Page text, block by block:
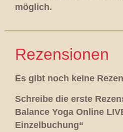
möglich.
Rezensionen
Es gibt noch keine
Schreibe die erste
Balance Yoga Online
Einzelbuchung“